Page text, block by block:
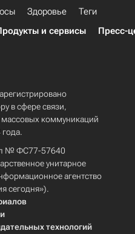
Здоровье
Теги
и сервисы Пресс-
в сфере связи,
коммуникаций
№ ФС77-57640
унитарное
агентство
сегодня»).
технологий